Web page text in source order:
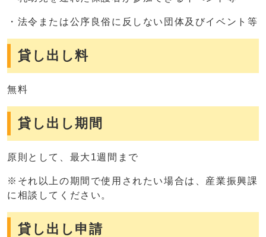
・法令または公序良俗に反しない団体及びイベント等
貸し出し料
無料
貸し出し期間
原則として、最大1週間まで
※それ以上の期間で使用されたい場合は、産業振興課
に相談してください。
貸し出し申請